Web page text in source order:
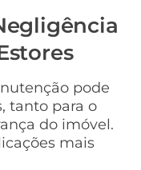
pode
tanto para o
do imóvel.
mais